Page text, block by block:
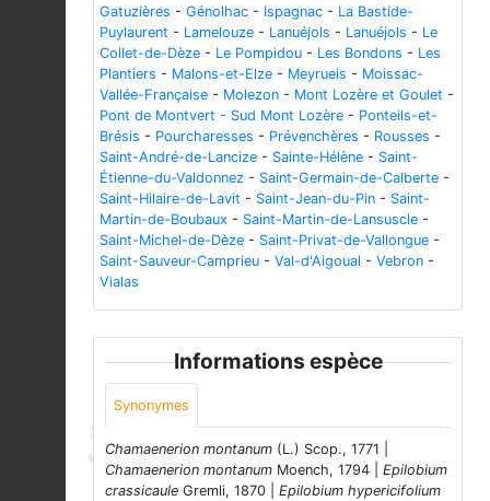
Gatuzières - Génolhac - Ispagnac - La Bastide-
Puylaurent - Lamelouze - Lanuéjols - Lanuéjols - Le
Collet-de-Dèze - Le Pompidou - Les Bondons - Les
Plantiers - Malons-et-Elze - Meyrueis - Moissac-
Vallée-Française - Molezon - Mont Lozère et Goulet -
Pont de Montvert - Sud Mont Lozère - Ponteils-et-
Brésis - Pourcharesses - Prévenchères - Rousses -
Saint-André-de-Lancize - Sainte-Hélène - Saint-
Étienne-du-Valdonnez - Saint-Germain-de-Calberte -
Saint-Hilaire-de-Lavit - Saint-Jean-du-Pin - Saint-
Martin-de-Boubaux - Saint-Martin-de-Lansuscle -
Saint-Michel-de-Dèze - Saint-Privat-de-Vallongue -
Saint-Sauveur-Camprieu - Val-d'Aigoual - Vebron -
Vialas
Informations espèce
Synonymes
Chamaenerion montanum (L.) Scop., 1771 |
Chamaenerion montanum Moench, 1794 | Epilobium
crassicaule Gremli, 1870 | Epilobium hypericifolium